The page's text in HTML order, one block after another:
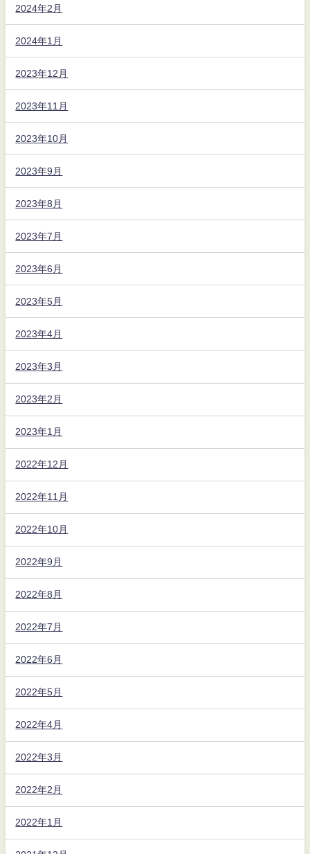
2024年2月
2024年1月
2023年12月
2023年11月
2023年10月
2023年9月
2023年8月
2023年7月
2023年6月
2023年5月
2023年4月
2023年3月
2023年2月
2023年1月
2022年12月
2022年11月
2022年10月
2022年9月
2022年8月
2022年7月
2022年6月
2022年5月
2022年4月
2022年3月
2022年2月
2022年1月